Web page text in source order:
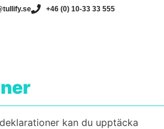
+46 (0) 10-33 33 555
kan du upptäcka